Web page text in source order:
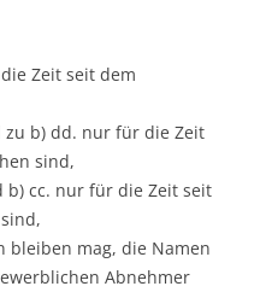
Zeit seit dem
zu b) dd. nur für die Zeit
sind,
b) cc. nur für die Zeit seit
bleiben mag, die Namen
Abnehmer